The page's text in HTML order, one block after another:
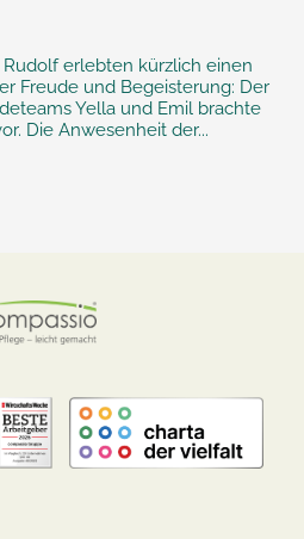
erlebten kürzlich einen
Freude und Begeisterung: Der
Yella und Emil brachte
Die Anwesenheit der...